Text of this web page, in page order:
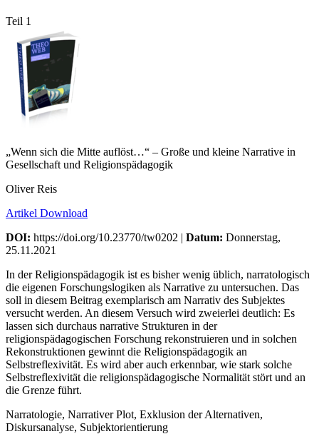
Teil 1
„Wenn sich die Mitte auflöst…“ – Große und kleine Narrative in
Gesellschaft und Religionspädagogik
Oliver Reis
Artikel Download
DOI: https://doi.org/10.23770/tw0202 | Datum: Donnerstag,
25.11.2021
In der Religionspädagogik ist es bisher wenig üblich, narratologisch
die eigenen Forschungslogiken als Narrative zu untersuchen. Das
soll in diesem Beitrag exemplarisch am Narrativ des Subjektes
versucht werden. An diesem Versuch wird zweierlei deutlich: Es
lassen sich durchaus narrative Strukturen in der
religionspädagogischen Forschung rekonstruieren und in solchen
Rekonstruktionen gewinnt die Religionspädagogik an
Selbstreflexivität. Es wird aber auch erkennbar, wie stark solche
Selbstreflexivität die religionspädagogische Normalität stört und an
die Grenze führt.
Narratologie, Narrativer Plot, Exklusion der Alternativen,
Diskursanalyse, Subjektorientierung